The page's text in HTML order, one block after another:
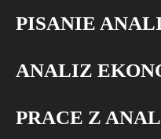
PISANIE
ANALIZ
PRACE Z